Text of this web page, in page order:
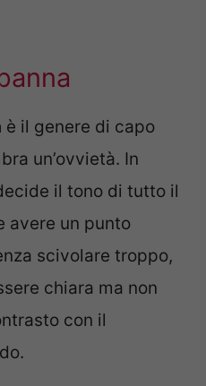
è il genere di capo
un’ovvietà. In
il tono di tutto il
avere un punto
scivolare troppo,
chiara ma non
con il